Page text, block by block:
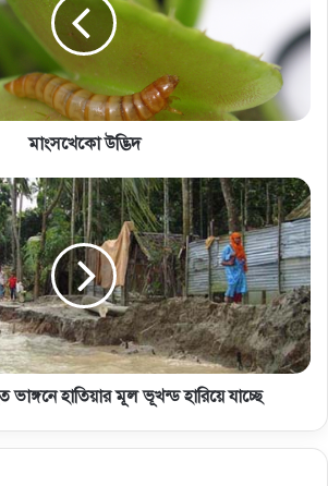
মাংসখেকো উদ্ভিদ
ভাঙ্গনে হাতিয়ার মূল ভূখন্ড হারিয়ে যাচ্ছে